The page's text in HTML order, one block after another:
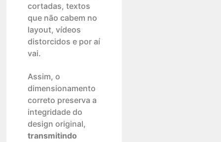
cortadas, textos
que não cabem no
layout, vídeos
distorcidos e por aí
vai.
Assim, o
dimensionamento
correto preserva a
integridade do
design original,
transmitindo